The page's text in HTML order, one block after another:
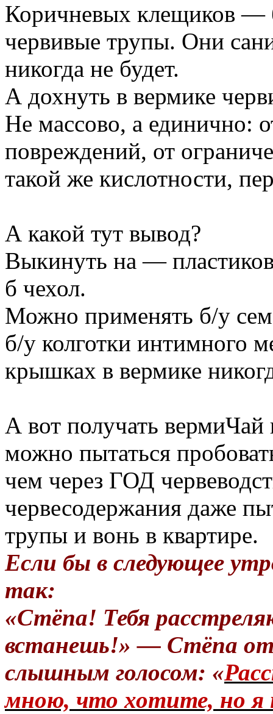
Коричневых клещиков —
червивые трупы. Они
никогда не будет.
А дохнуть в вермике
Не массово, а единично:
повреждений, от
такой же кислотности,
А какой тут вывод?
Выкинуть на —
б чехол.
Можно применять б/у
б/у колготки интимного
крышках в вермике
А вот получать
можно пытаться
чем через ГОД
червесодержания даже
трупы и вонь в квартире.
Если бы в следующее
так:
«Стёпа! Тебя
встанешь!» — Стёпа
слышным голосом: «
мною, что хотите, но я